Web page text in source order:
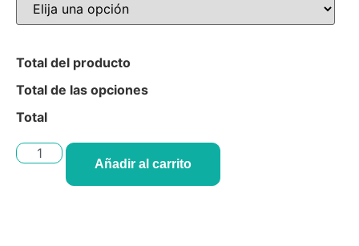
Total del producto
Total de las opciones
Total
Añadir al carrito